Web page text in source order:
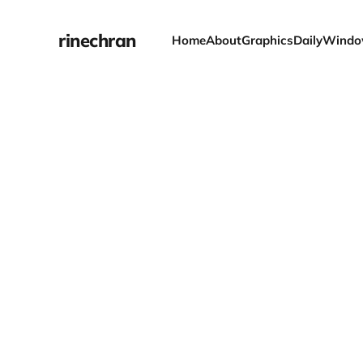
rinechran HomeAboutGraphicsDaily